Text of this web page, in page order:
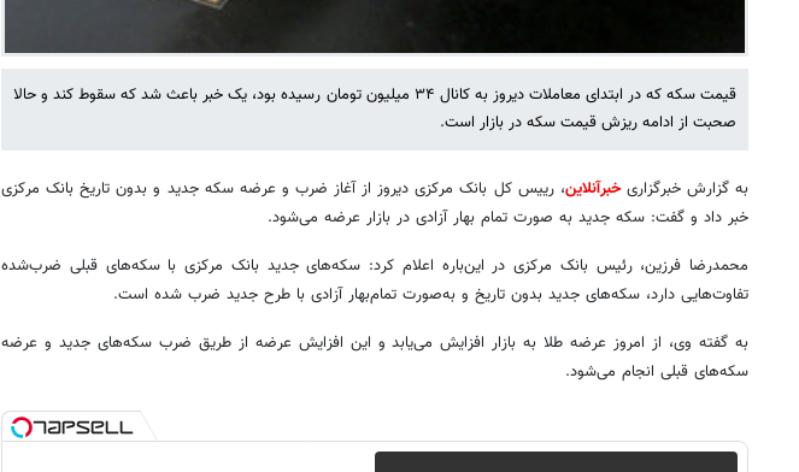
قیمت سکه که در ابتدای معاملات دیروز به کانال ۳۴ میلیون تومان رسیده بود، یک خبر باعث شد که سقوط کند و حالا
صحبت از ادامه ریزش قیمت سکه در بازار است.
به گزارش خبرگزاریخبرآنلاین، رییس کل بانک مرکزی دیروز از آغاز ضرب و عرضه سکه جدید و بدون تاریخ بانک مرکزی
خبر داد و گفت: سکه جدید به صورت تمام بهار آزادی در بازار عرضه می‌شود.
محمدرضا فرزین، رئیس بانک مرکزی در این‌باره اعلام کرد:‌ سکه‌های جدید بانک مرکزی‌ با سکه‌های قبلی ضرب‌شده
تفاوت‌هایی دارد، سکه‌های جدید بدون تاریخ و به‌صورت تمام‌بهار آزادی با طرح جدید ضرب شده است.
به گفته وی، از امروز عرضه طلا به بازار افزایش می‌یابد و این افزایش عرضه از طریق ضرب سکه‌های جدید و عرضه
سکه‌های قبلی انجام می‌شود.